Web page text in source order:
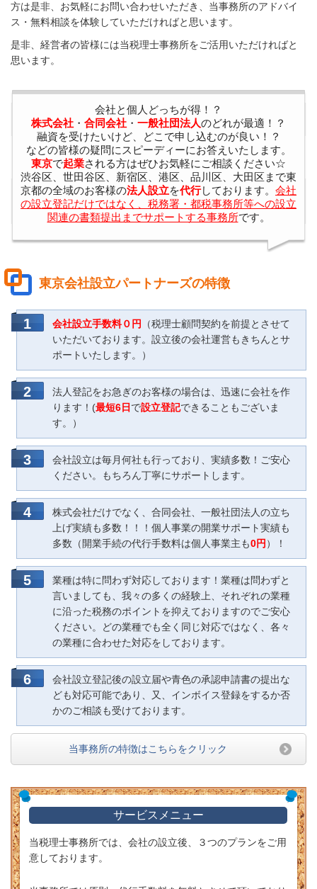
方は是非、お気軽にお問い合わせいただき、当事務所のアドバイ
ス・無料相談を体験していただければと思います。
是非、経営者の皆様には当税理士事務所をご活用いただければと
思います。
会社と個人どっちが得！？
株式会社 ・ 合同会社 ・ 一般社団法人のどれが最適！？
融資を受けたいけど、どこで申し込むのが良い！？
などの皆様の疑問にスピーディーにお答えいたします。
東京で起業される方はぜひお気軽にご相談ください☆
渋谷区、世田谷区、新宿区、港区、品川区、大田区まで東
京都の全域のお客様の法人設立を代行しております。 会社
の設立登記だけではなく、税務署・都税事務所等への設立
関連の書類提出までサポートする事務所です。
東京会社設立パートナーズの特徴
会社設立手数料０円
（税理士顧問契約を前提とさせて
いただいております。設立後の会社運営もきちんとサ
ポートいたします。）
法人登記をお急ぎのお客様の場合は、迅速に会社を作
ります！(最短6日 で設立登記できることもございま
す。）
会社設立は毎月何社も行っており、実績多数！ご安心
ください。もちろん丁寧にサポートします。
株式会社だけでなく、合同会社、一般社団法人の立ち
上げ実績も多数！！！個人事業の開業サポート実績も
多数（開業手続の代行手数料は個人事業主も0円 ）！
業種は特に問わず対応しております！業種は問わずと
言いましても、我々の多くの経験上、それぞれの業種
に沿った税務のポイントを抑えておりますのでご安心
ください。どの業種でも全く同じ対応ではなく、各々
の業種に合わせた対応をしております。
会社設立登記後の設立届や青色の承認申請書の提出な
ども対応可能であり、又、インボイス登録をするか否
かのご相談も受けております。
当事務所の特徴はこちらをクリック
サービスメニュー
当税理士事務所では、会社の設立後、３つのプランをご用
意しております。